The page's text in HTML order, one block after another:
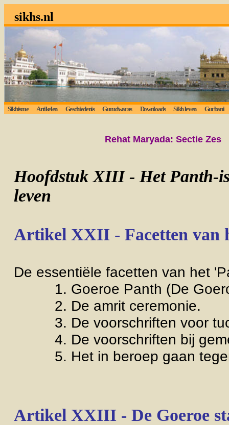
sikhs.nl
Sikhisme Artikelen Geschiedenis Gurudwaras Downloads Sikh leven Gurbani
Rehat Maryada: Sectie Zes
Hoofdstuk XIII - Het Panth-
leven
Artikel XXII - Facetten van
De essentiële facetten van het
1. Goeroe Panth (De
2. De amrit ceremonie.
3. De voorschriften voor
4. De voorschriften bij
5. Het in beroep gaan
Artikel XXIII - De Goeroe